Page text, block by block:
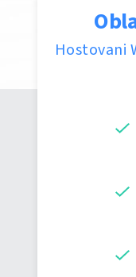
Hostovani